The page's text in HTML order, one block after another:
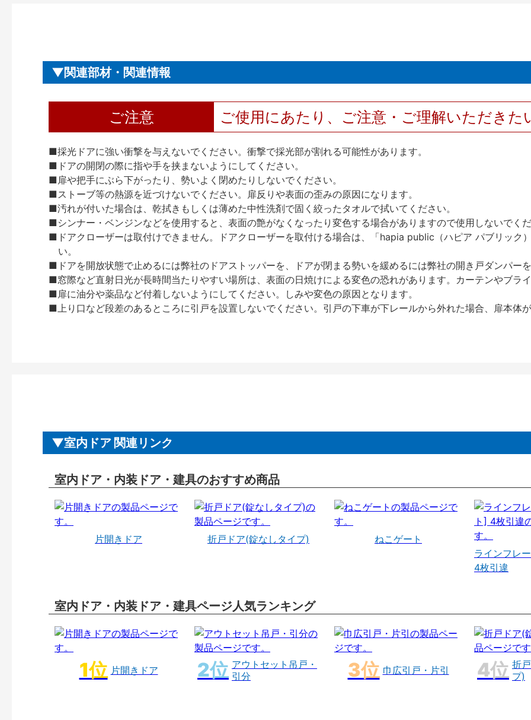
関連部材・関連情報
ご注意 ご使用にあたり、ご注意・ご理解いただきた
■採光ドアに強い衝撃を与えないでください。衝撃で採光部が割れる可能性があります。
■ドアの開閉の際に指や手を挟まないようにしてください。
■扉や把手にぶら下がったり、勢いよく閉めたりしないでください。
■ストーブ等の熱源を近づけないでください。扉反りや表面の歪みの原因になります。
■汚れが付いた場合は、乾拭きもしくは薄めた中性洗剤で固く絞ったタオルで拭いてください。
■シンナー・ベンジンなどを使用すると、表面の艶がなくなったり変色する場合がありますので使用しないでく
■ドアクローザーは取付けできません。ドアクローザーを取付ける場合は、「hapia public（ハピア パブリック
い。
■ドアを開放状態で止めるには弊社のドアストッパーを、ドアが閉まる勢いを緩めるには弊社の開き戸ダンパー
■窓際など直射日光が長時間当たりやすい場所は、表面の日焼けによる変色の恐れがあります。カーテンやブラ
■扉に油分や薬品など付着しないようにしてください。しみや変色の原因となります。
■上り口など段差のあるところに引戸を設置しないでください。引戸の下車が下レールから外れた場合、扉本体
室内ドア 関連リンク
室内ドア・内装ドア・建具のおすすめ商品
片開きドア 折戸ドア(錠なしタイプ)
ねこゲート
ラインフレ
4枚引違
室内ドア・内装ドア・建具ページ人気ランキング
片開きドア
アウトセット吊戸・
引分
巾広引戸・片引
折
プ)